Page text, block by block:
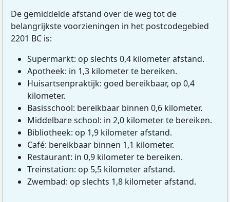
De gemiddelde afstand over de weg tot de
belangrijkste voorzieningen in het postcodegebied
2201 BC is:
Supermarkt: op slechts 0,4 kilometer afstand.
Apotheek: in 1,3 kilometer te bereiken.
Huisartsenpraktijk: goed bereikbaar, op 0,4
kilometer.
Basisschool: bereikbaar binnen 0,6 kilometer.
Middelbare school: in 2,0 kilometer te bereiken.
Bibliotheek: op 1,9 kilometer afstand.
Café: bereikbaar binnen 1,1 kilometer.
Restaurant: in 0,9 kilometer te bereiken.
Treinstation: op 5,5 kilometer afstand.
Zwembad: op slechts 1,8 kilometer afstand.